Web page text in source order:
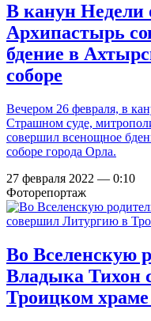
В канун Недели
Архипастырь
бдение в
соборе
Вечером 26 февраля, в
Страшном суде,
совершил всенощное
соборе города Орла.
27 февраля 2022 — 0:10
Фоторепортаж
Во Вселенскую
Владыка Тихон
Троицком